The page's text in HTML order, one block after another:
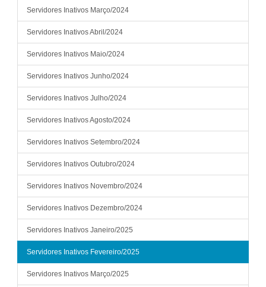
Servidores Inativos Março/2024
Servidores Inativos Abril/2024
Servidores Inativos Maio/2024
Servidores Inativos Junho/2024
Servidores Inativos Julho/2024
Servidores Inativos Agosto/2024
Servidores Inativos Setembro/2024
Servidores Inativos Outubro/2024
Servidores Inativos Novembro/2024
Servidores Inativos Dezembro/2024
Servidores Inativos Janeiro/2025
Servidores Inativos Fevereiro/2025
Servidores Inativos Março/2025